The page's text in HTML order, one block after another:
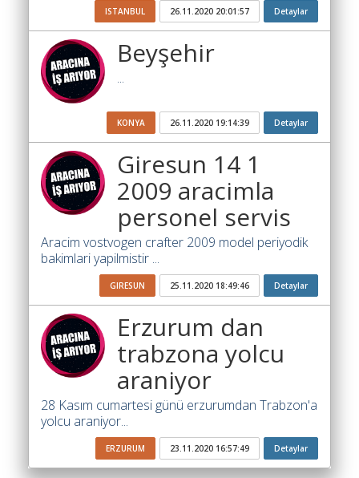
ISTANBUL 26.11.2020 20:01:57 Detaylar
Beyşehir
...
KONYA 26.11.2020 19:14:39 Detaylar
Giresun 14 1
2009 aracimla
personel servis
Aracim vostvogen crafter 2009 model periyodik
bakimlari yapilmistir ...
GIRESUN 25.11.2020 18:49:46 Detaylar
Erzurum dan
trabzona yolcu
araniyor
28 Kasım cumartesi günü erzurumdan Trabzon'a
yolcu araniyor...
ERZURUM 23.11.2020 16:57:49 Detaylar